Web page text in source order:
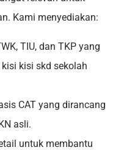
Kami menyediakan:
TIU, dan TKP yang
kisi skd sekolah
CAT yang dirancang
asli.
untuk membantu